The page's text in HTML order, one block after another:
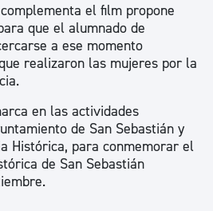
el film propone
que el alumnado de
a ese momento
realizaron las mujeres por la
en las actividades
de San Sebastián y
Histórica, para conmemorar el
de San Sebastián